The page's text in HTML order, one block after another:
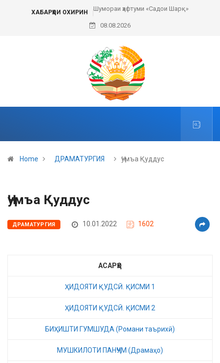
ХАБАРҲОИ ОХИРИН Шумораи ҳафтуми «Садои Шарқ»
08.08.2026
Home ДРАМАТУРГИЯ Ҷумъа Қуддус
Ҷумъа Қуддус
ДРАМАТУРГИЯ 10.01.2022 1602
АСАРҲО
ҲИДОЯТИ ҚУДСӢ. ҚИСМИ 1
ҲИДОЯТИ ҚУДСӢ. ҚИСМИ 2
БИҲИШТИ ГУМШУДА (Романи таърихӣ)
МУШКИЛОТИ ПАНҶУМ (Драмаҳо)